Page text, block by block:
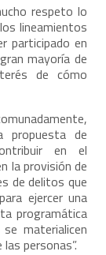
respeto lo
lineamientos
participado en
mayoría de
de cómo
propuesta de
en el
la provisión de
de delitos que
ejercer una
programática
materialicen
personas”.